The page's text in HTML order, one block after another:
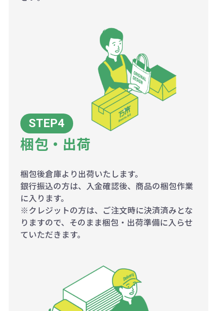
梱包・出荷
梱包後倉庫より出荷いたします。
銀行振込の方は、入金確認後、商品の梱包作業
に入ります。
※クレジットの方は、ご注文時に決済済みとな
りますので、そのまま梱包・出荷準備に入らせ
ていただきます。